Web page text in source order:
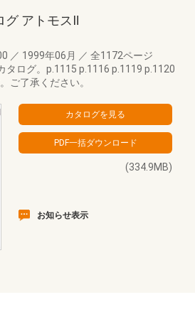
グ アトモスⅡ
／ 1999年06月 ／ 全1172ページ
タログ。p.1115 p.1116 p.1119 p.1120
ご了承ください。
(334.9MB)
お知らせ表示